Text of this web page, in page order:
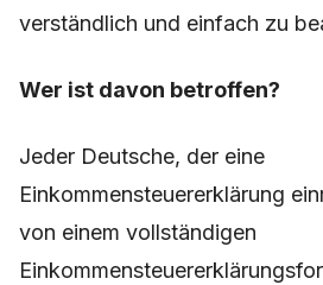
verständlich und einfach zu
Wer ist davon betroffen?
Jeder Deutsche, der eine
Einkommensteuererklärung
von einem vollständigen